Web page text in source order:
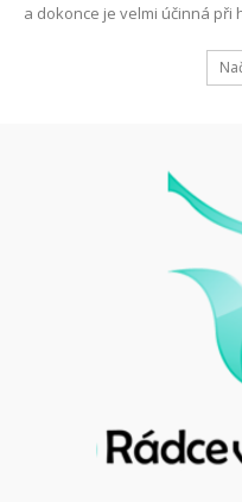
a dokonce je velmi účinná při